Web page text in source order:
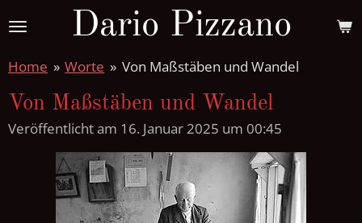
Zum
HauptinhaltDario Pizzano
Home » Worte » Von Maßstäben und Wandel
Von Maßstäben und Wandel
Veröffentlicht am 16. Januar 2025 um 00:45